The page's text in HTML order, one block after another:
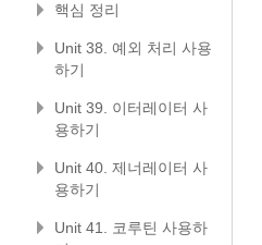
핵심 정리
Unit 38. 예외 처리 사용
하기
Unit 39. 이터레이터 사
용하기
Unit 40. 제너레이터 사
용하기
Unit 41. 코루틴 사용하